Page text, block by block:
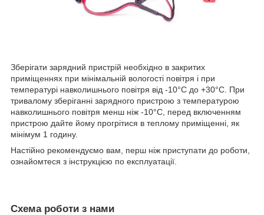
Зберігати зарядний пристрій необхідно в закритих
приміщеннях при мінімальній вологості повітря і при
температурі навколишнього повітря від -10°C до +30°C. При
тривалому зберіганні зарядного пристрою з температурою
навколишнього повітря менш ніж -10°C, перед включенням
пристрою дайте йому прогрітися в теплому приміщенні, як
мінімум 1 годину.
Настійно рекомендуємо вам, перш ніж приступати до роботи,
ознайомтеся з інструкцією по експлуатації.
Схема роботи з нами